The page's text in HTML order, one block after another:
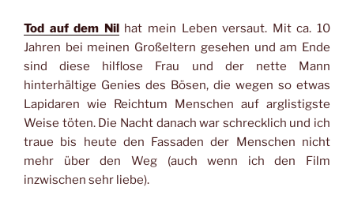
Tod auf dem Nilhat mein Leben versaut. Mit ca. 10
Jahren bei meinen Großeltern gesehen und am Ende
sind diese hilflose Frau und der nette Mann
hinterhältige Genies des Bösen, die wegen so etwas
Lapidaren wie Reichtum Menschen auf arglistigste
Weise töten. Die Nacht danach war schrecklich und ich
traue bis heute den Fassaden der Menschen nicht
mehr über den Weg (auch wenn ich den Film
inzwischen sehr liebe).